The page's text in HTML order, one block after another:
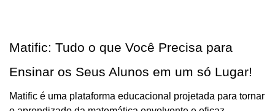
Matific: Tudo o que Você Precisa para
Ensinar os Seus Alunos em um só Lugar!
Matific é uma plataforma educacional projetada para tornar